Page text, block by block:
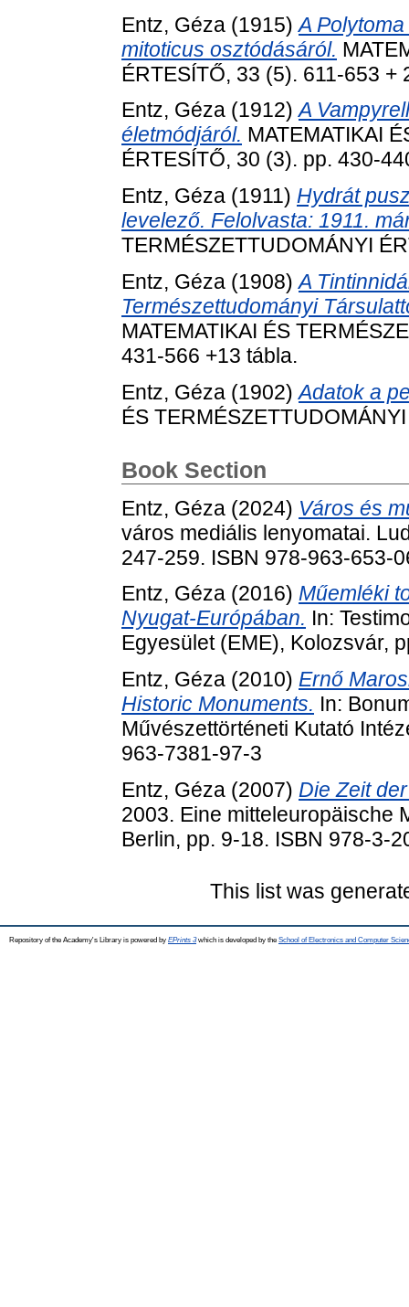
Entz, Géza (1915)A
mitoticus osztódásáról.
ÉRTESÍTŐ, 33 (5). 611-653 +
Entz, Géza (1912)A
életmódjáról. MATEMATIKAI
ÉRTESÍTŐ, 30 (3). pp. 430-
Entz, Géza (1911) Hydrát
levelező. Felolvasta: 1911.
TERMÉSZETTUDOMÁNYI
Entz, Géza (1908)A
Természettudományi
MATEMATIKAI ÉS
431-566 +13 tábla.
Entz, Géza (1902)Adatok a
ÉS
Book Section
Entz, Géza (2024) Város és
város mediális lenyomatai.
247-259. ISBN 978-963-653-
Entz, Géza (2016) Műemléki
Nyugat-Európában. In:
Egyesület (EME), Kolozsvár,
Entz, Géza (2010) Ernő
Historic Monuments. In:
Művészettörténeti Kutató
963-7381-97-3
Entz, Géza (2007) Die Zeit
2003. Eine mitteleuropäische
Berlin, pp. 9-18. ISBN 978-3-
This list was
Repository of the Academy's Library is powered by EPrints 3which is developed by the School of Electronics and Computer